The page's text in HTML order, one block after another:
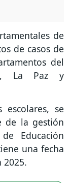
de
de casos de
del
La Paz y
se
de la gestión
Educación
una fecha
2025.